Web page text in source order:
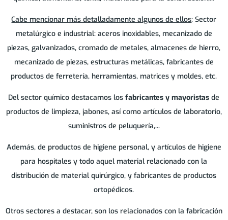
Cabe mencionar más detalladamente algunos de ellos: Sector
metalúrgico e industrial: aceros inoxidables, mecanizado de
piezas, galvanizados, cromado de metales, almacenes de hierro,
mecanizado de piezas, estructuras metálicas, fabricantes de
productos de ferretería, herramientas, matrices y moldes, etc.
Del sector químico destacamos losfabricantes y mayoristas de
productos de limpieza, jabones, así como artículos de laboratorio,
suministros de peluquería,...
Además, de productos de higiene personal, y artículos de higiene
para hospitales y todo aquel material relacionado con la
distribución de material quirúrgico, y fabricantes de productos
ortopédicos.
Otros sectores a destacar, son los relacionados con la fabricación